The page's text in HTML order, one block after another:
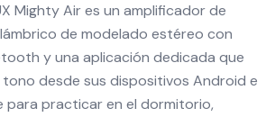
Mighty Air es un amplificador de
de modelado estéreo con
y una aplicación dedicada que
desde sus dispositivos Android e
para practicar en el dormitorio,